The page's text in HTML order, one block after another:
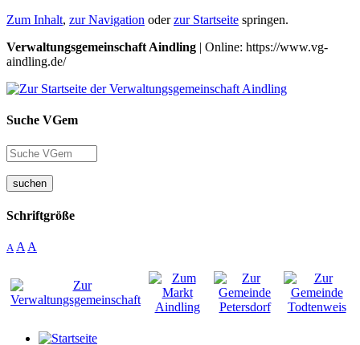
Zum Inhalt, zur Navigation oderzur Startseite springen.
Verwaltungsgemeinschaft Aindling | Online: https://www.vg-
aindling.de/
Suche VGem
suchen
Schriftgröße
A A A